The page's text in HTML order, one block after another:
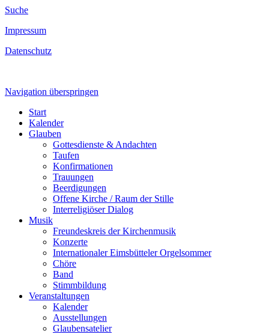
Suche
Impressum
Datenschutz
Navigation überspringen
Start
Kalender
Glauben
Gottesdienste & Andachten
Taufen
Konfirmationen
Trauungen
Beerdigungen
Offene Kirche / Raum der Stille
Interreligiöser Dialog
Musik
Freundeskreis der Kirchenmusik
Konzerte
Internationaler Eimsbütteler Orgelsommer
Chöre
Band
Stimmbildung
Veranstaltungen
Kalender
Ausstellungen
Glaubensatelier